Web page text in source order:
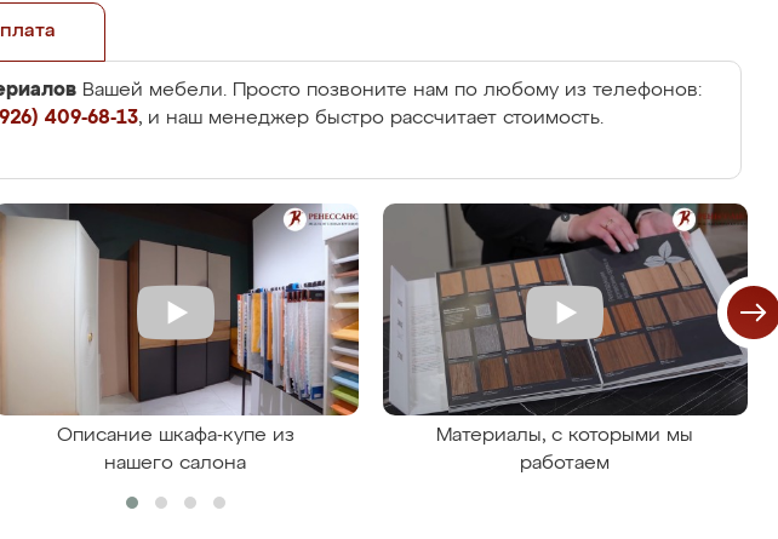
Вашей мебели. Просто позвоните нам по любому из телефонов:
409-68-13, и наш менеджер быстро рассчитает стоимость.
Описание шкафа-купе из
нашего салона
Материалы, с которыми мы
работаем